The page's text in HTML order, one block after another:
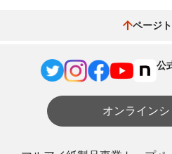
ページ
公
オンライン